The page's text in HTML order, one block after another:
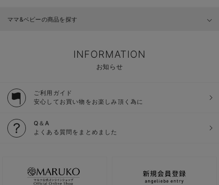
ママ&ベビーの商品を探す
INFORMATION
お知らせ
ご利用ガイド
安心してお買い物をお楽しみ頂く為に
Q＆A
よくある質問をまとめました